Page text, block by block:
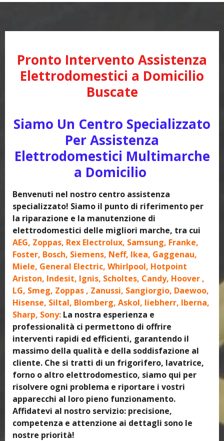
Pronto Intervento Assistenza
Elettrodomestici a Domicilio
Buscate
Siamo Un Centro Specializzato
Per Assistenza
Elettrodomestici Multimarche
a Domicilio
Benvenuti nel nostro centro assistenza
specializzato! Siamo il punto di riferimento per
la riparazione e la manutenzione di
elettrodomestici delle migliori marche, tra cui
AEG, Zoppas, Rex Electrolux, Samsung, Franke,
Foster, Bosch, Siemens, Neff, Ikea, Gaggenau,
Miele, General Electric, Whirlpool, Hotpoint
Ariston, Indesit, Ignis, Scholtes, Candy, Hoover ,
LG, Smeg, Zoppas , Zanussi, Sangiorgio, Daewoo,
Hisense, Siltal, Blomberg, Askol, liebherr, Iberna,
Sharp, Sony: La nostra esperienza e
professionalità ci permettono di offrire
interventi rapidi ed efficienti, garantendo il
massimo della qualità e della soddisfazione al
cliente. Che si tratti di un frigorifero, lavatrice,
forno o altro elettrodomestico, siamo qui per
risolvere ogni problema e riportare i vostri
apparecchi al loro pieno funzionamento.
Affidatevi al nostro servizio: precisione,
competenza e attenzione ai dettagli sono le
nostre priorità!